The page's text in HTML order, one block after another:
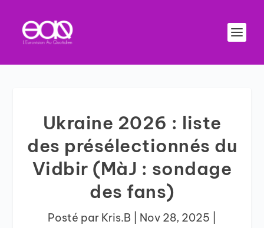
Ukraine 2026 : liste
des présélectionnés du
Vidbir (MàJ : sondage
des fans)
Posté par Kris.B Nov 28, 2025